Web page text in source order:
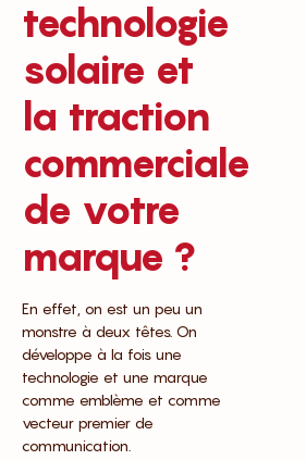
technologie
solaire et
la traction
commerciale
de votre
marque ?
En effet, on est un peu un
monstre à deux têtes. On
développe à la fois une
technologie et une marque
comme emblème et comme
vecteur premier de
communication.